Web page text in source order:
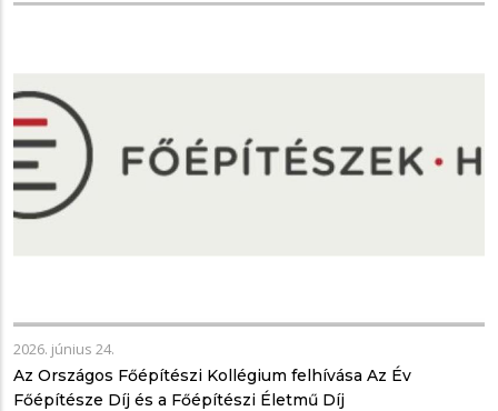
2026. június 24.
Az Országos Főépítészi Kollégium felhívása Az Év
Főépítésze Díj és a Főépítészi Életmű Díj